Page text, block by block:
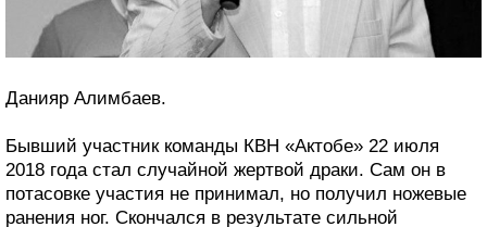
Данияр Алимбаев.
Бывший участник команды КВН «Актобе» 22 июля
2018 года стал случайной жертвой драки. Сам он в
потасовке участия не принимал, но получил ножевые
ранения ног. Скончался в результате сильной